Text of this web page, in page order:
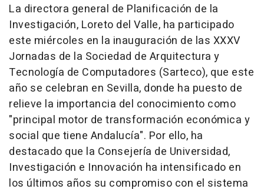
La directora general de Planificación de la
Investigación, Loreto del Valle, ha participado
este miércoles en la inauguración de las XXXV
Jornadas de la Sociedad de Arquitectura y
Tecnología de Computadores (Sarteco), que este
año se celebran en Sevilla, donde ha puesto de
relieve la importancia del conocimiento como
"principal motor de transformación económica y
social que tiene Andalucía". Por ello, ha
destacado que la Consejería de Universidad,
Investigación e Innovación ha intensificado en
los últimos años su compromiso con el sistema